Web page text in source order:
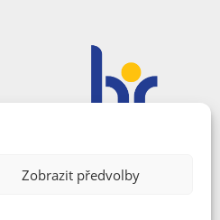
Zobrazit předvolby